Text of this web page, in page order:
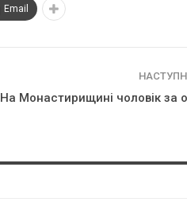
Email
На Монастирищині чоловік зa